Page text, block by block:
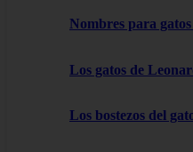
Nombres para
Los gatos de
Los bostezos del